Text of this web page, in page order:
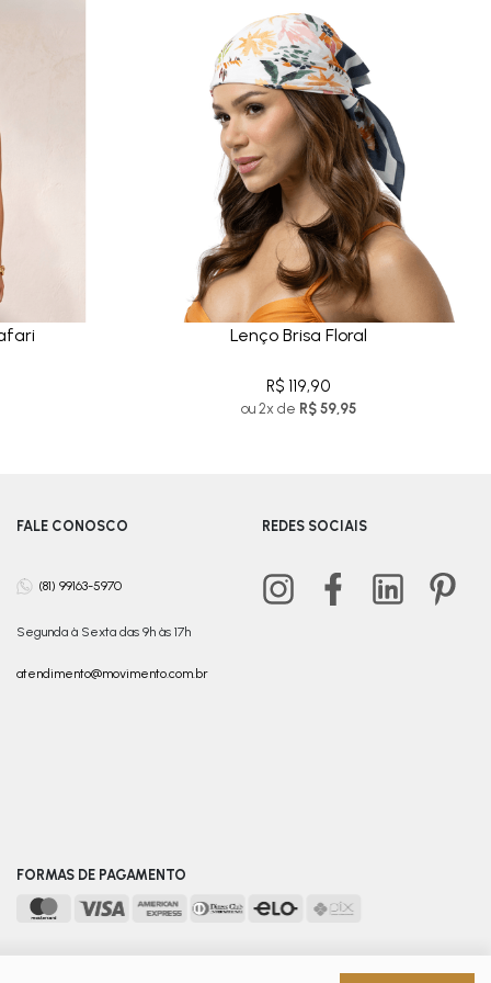
Lenço Brisa Floral
R$ 119,90
ou 2x de R$ 59,95
FALE CONOSCO
(81) 99163-5970
Segunda à Sexta das 9h às 17h
atendimento@movimento.com.br
REDES SOCIAIS
FORMAS DE PAGAMENTO